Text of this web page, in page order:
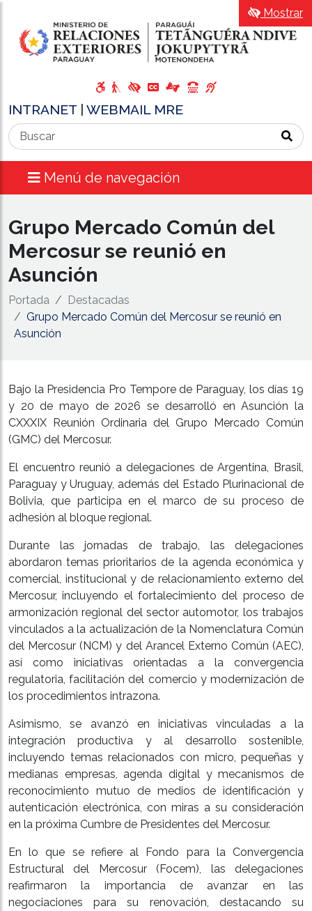
INTRANET WEBMAIL MRE
Menú de navegación
Mostrar
Grupo Mercado Común del
Mercosur se reunió en
Asunción
Portada
Destacadas
Grupo Mercado Común del Mercosur se reunió en
Asunción
Bajo la Presidencia Pro Tempore de Paraguay, los días 19
y 20 de mayo de 2026 se desarrolló en Asunción la
CXXXIX Reunión Ordinaria del Grupo Mercado Común
(GMC) del Mercosur.
El encuentro reunió a delegaciones de Argentina, Brasil,
Paraguay y Uruguay, además del Estado Plurinacional de
Bolivia, que participa en el marco de su proceso de
adhesión al bloque regional.
Durante las jornadas de trabajo, las delegaciones
abordaron temas prioritarios de la agenda económica y
comercial, institucional y de relacionamiento externo del
Mercosur, incluyendo el fortalecimiento del proceso de
armonización regional del sector automotor, los trabajos
vinculados a la actualización de la Nomenclatura Común
del Mercosur (NCM) y del Arancel Externo Común (AEC),
así como iniciativas orientadas a la convergencia
regulatoria, facilitación del comercio y modernización de
los procedimientos intrazona.
Asimismo, se avanzó en iniciativas vinculadas a la
integración productiva y al desarrollo sostenible,
incluyendo temas relacionados con micro, pequeñas y
medianas empresas, agenda digital y mecanismos de
reconocimiento mutuo de medios de identificación y
autenticación electrónica, con miras a su consideración
en la próxima Cumbre de Presidentes del Mercosur.
En lo que se refiere al Fondo para la Convergencia
Estructural del Mercosur (Focem), las delegaciones
reafirmaron la importancia de avanzar en las
negociaciones para su renovación, destacando su